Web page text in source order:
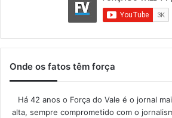
Onde os fatos têm força
Há 42 anos o Força do Vale é o jornal
alta, sempre comprometido com o